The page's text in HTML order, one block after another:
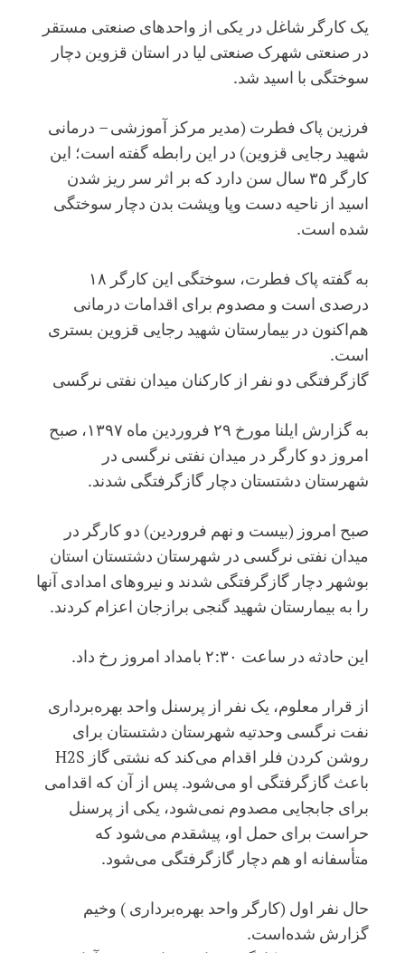
یک کارگر شاغل در یکی از واحد‌های صنعتی مستقر
در صنعتی شهرک صنعتی لیا در استان قزوین دچار
سوختگی با اسید شد.
فرزین پاک فطرت (مدیر مرکز آموزشی – درمانی
شهید رجایی قزوین) در این رابطه گفته است؛ این
کارگر ۳۵ سال سن دارد که بر اثر سر ریز شدن
اسید از ناحیه دست وپا وپشت بدن دچار سوختگی
شده است.
به گفته پاک فطرت، سوختگی این کارگر ۱۸
درصدی است و مصدوم برای اقدامات درمانی
هم‌اکنون در بیمارستان شهید رجایی قزوین بستری
است.
گازگرفتگی دو نفر از کارکنان میدان نفتی نرگسی
به گزارش ایلنا مورخ ۲۹ فروردین ماه ۱۳۹۷، صبح
امروز دو کارگر در میدان نفتی نرگسی در
شهرستان دشتستان دچار گازگرفتگی شدند.
صبح امروز (بیست و نهم فروردین) دو کارگر در
میدان نفتی نرگسی در شهرستان دشتستان استان
بوشهر دچار گازگرفتگی شدند و نیروهای امدادی آنها
را به بیمارستان شهید گنجی برازجان اعزام کردند.
این حادثه در ساعت ۲:۳۰ بامداد امروز رخ داد.
از قرار معلوم، یک نفر از پرسنل واحد بهره‌برداری
نفت نرگسی وحدتیه شهرستان دشتستان برای
روشن کردن فلر اقدام می‌کند که نشتی گاز H2S
باعث گازگرفتگی او می‌شود. پس از آن که اقدامی
برای جابجایی مصدوم نمی‌شود، یکی از پرسنل
حراست برای حمل او، پیشقدم می‌شود که
متأسفانه او هم دچار گازگرفتگی می‌شود.
حال نفر اول (کارگر واحد بهره‌برداری ) وخیم
گزارش شده‌است.